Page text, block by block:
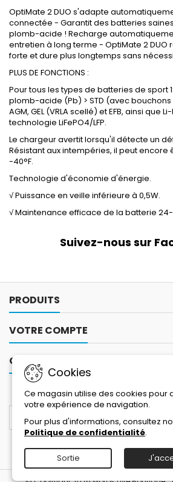
OptiMate 2 DUO s'adapte
connectée - Garantit des batteries
plomb-acide ! Recharge
entretien à long terme - OptiMate 2 DUO
forte et dure plus longtemps sans
PLUS DE FONCTIONS :
Pour tous les types de batteries de sport
plomb-acide (Pb) > STD (avec
AGM, GEL (VRLA scellé) et EFB, ainsi que
technologie LiFePO4/LFP.
Le chargeur avertit lorsqu'il détecte un
Résistant aux intempéries, il peut encore
-40°F.
Technologie d'économie d'énergie.
√ Puissance en veille inférieure à 0,5W.
√ Maintenance efficace de la batterie 24-
Suivez-nous sur
PRODUITS
VOTRE COMPTE
CONTACT
Cookies
Ce magasin utilise des cookies pour
votre expérience de navigation.
Pour plus d'informations, consultez
Politique de confidentialité.
Sortie
LETTRE
Facebook